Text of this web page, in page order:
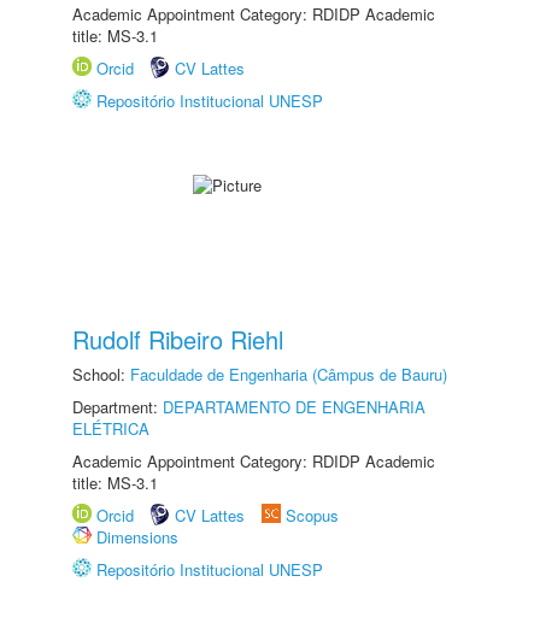
Academic Appointment Category: RDIDP Academic
title: MS-3.1
Orcid
CV Lattes
Repositório Institucional UNESP
Rudolf Ribeiro Riehl
School: Faculdade de Engenharia (Câmpus de Bauru)
Department: DEPARTAMENTO DE ENGENHARIA
ELÉTRICA
Academic Appointment Category: RDIDP Academic
title: MS-3.1
Orcid
CV Lattes
Scopus
Dimensions
Repositório Institucional UNESP